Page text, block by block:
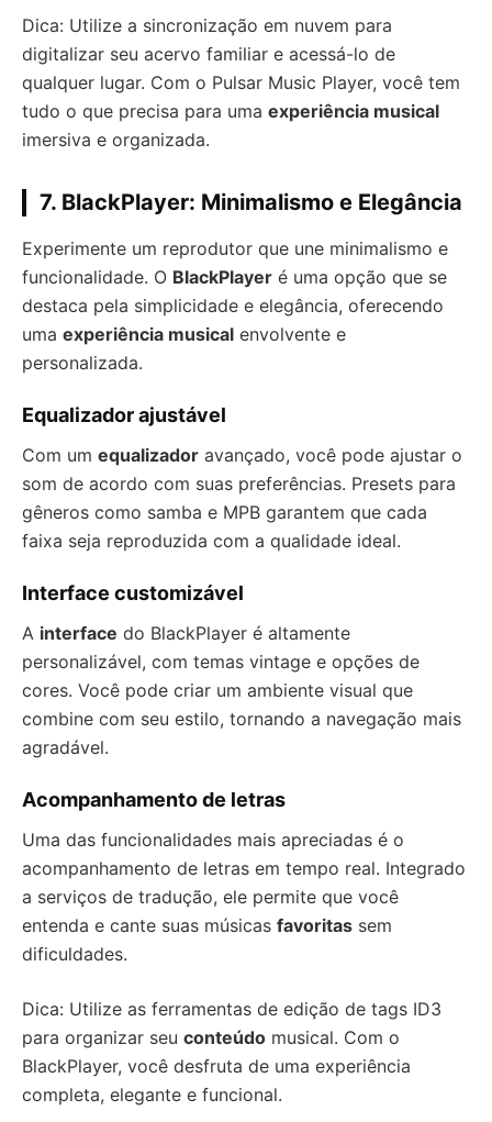
Dica: Utilize a sincronização em nuvem para
digitalizar seu acervo familiar e acessá-lo de
qualquer lugar. Com o Pulsar Music Player, você tem
tudo o que precisa para uma experiência musical
imersiva e organizada.
7. BlackPlayer: Minimalismo e Elegância
Experimente um reprodutor que une minimalismo e
funcionalidade. O BlackPlayer é uma opção que se
destaca pela simplicidade e elegância, oferecendo
uma experiência musical envolvente e
personalizada.
Equalizador ajustável
Com um equalizador avançado, você pode ajustar o
som de acordo com suas preferências. Presets para
gêneros como samba e MPB garantem que cada
faixa seja reproduzida com a qualidade ideal.
Interface customizável
A interface do BlackPlayer é altamente
personalizável, com temas vintage e opções de
cores. Você pode criar um ambiente visual que
combine com seu estilo, tornando a navegação mais
agradável.
Acompanhamento de letras
Uma das funcionalidades mais apreciadas é o
acompanhamento de letras em tempo real. Integrado
a serviços de tradução, ele permite que você
entenda e cante suas músicas favoritas sem
dificuldades.
Dica: Utilize as ferramentas de edição de tags ID3
para organizar seu conteúdo musical. Com o
BlackPlayer, você desfruta de uma experiência
completa, elegante e funcional.